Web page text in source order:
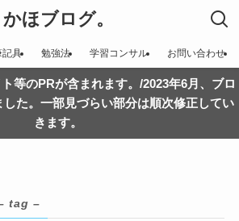
かほブログ。
記具 勉強法 学習コンサル お問い合わせ
等のPRが含まれます。/2023年6月、ブロ
た。一部見づらい部分は順次修正してい
きます。
tag –